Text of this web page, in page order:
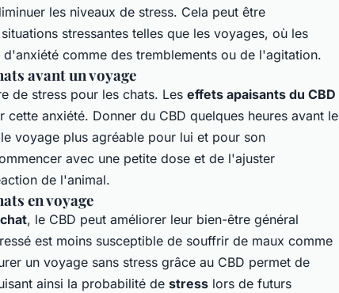
les niveaux de stress. Cela peut être
stressantes telles que les voyages, où les
comme des tremblements ou de l'agitation.
avant un voyage
de stress pour les chats. Les effets apaisants du CBD
cette anxiété. Donner du CBD quelques heures avant le
voyage plus agréable pour lui et pour son
avec une petite dose et de l'ajuster
de l'animal.
en voyage
, le CBD peut améliorer leur bien-être général
est moins susceptible de souffrir de maux comme
un voyage sans stress grâce au CBD permet de
ainsi la probabilité de stress lors de futurs